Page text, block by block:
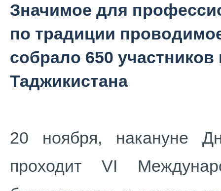
Значимое для
по традиции
собрало 650
Таджикистана
20 ноября, накануне
проходит VI